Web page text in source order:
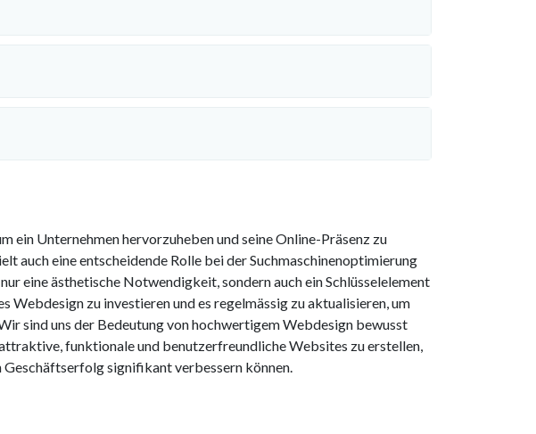
ein Unternehmen hervorzuheben und seine Online-Präsenz zu
auch eine entscheidende Rolle bei der Suchmaschinenoptimierung
eine ästhetische Notwendigkeit, sondern auch ein Schlüsselelement
zu investieren und es regelmässig zu aktualisieren, um
sind uns der Bedeutung von hochwertigem Webdesign bewusst
funktionale und benutzerfreundliche Websites zu erstellen,
signifikant verbessern können.